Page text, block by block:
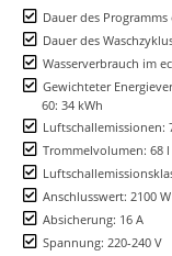
Dauer des
Dauer des
Wasserverbrauch im
Gewichteter
60: 34 kWh
Luftschallemissionen:
Trommelvolumen: 68 l
Anschlusswert: 2100 W
Absicherung: 16 A
Spannung: 220-240 V